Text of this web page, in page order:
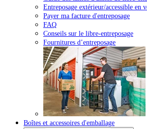
Entreposage extérieur/accessible en
Payer ma facture d'entreposage
FAQ
Conseils sur le libre-entreposage
Fournitures d’entreposage
Boîtes et accessoires d'emballage